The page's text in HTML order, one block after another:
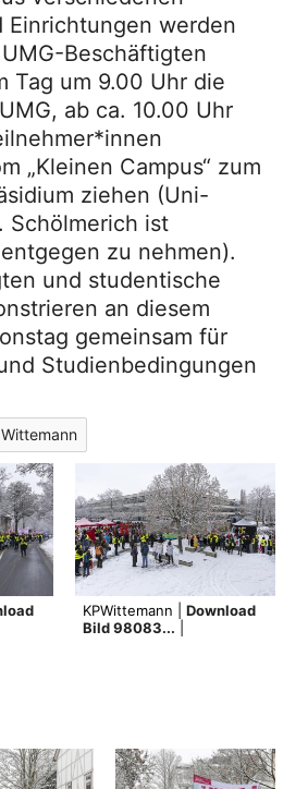
Einrichtungen werden
Beschäftigten
Tag um 9.00 Uhr die
ab ca. 10.00 Uhr
„Kleinen Campus“ zum
ziehen (Uni-
Schölmerich ist
zu nehmen).
und studentische
an diesem
gemeinsam für
Studienbedingungen
KPWittemann | Download
Bild 98083...